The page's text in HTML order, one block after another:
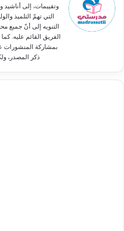
وتقييمات، إلى أناشيد
التي تهمّ التلميذ
التنويه إلى أنّ جميع
الفريق القائم عليه.
بمشاركة المنشورات
ذكر المصدر،